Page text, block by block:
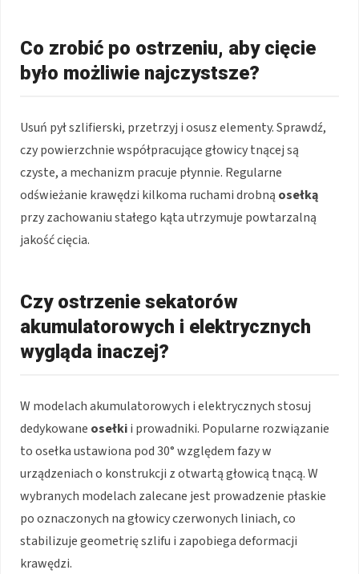
Co zrobić po ostrzeniu, aby cięcie
było możliwie najczystsze?
Usuń pył szlifierski, przetrzyj i osusz elementy. Sprawdź,
czy powierzchnie współpracujące głowicy tnącej są
czyste, a mechanizm pracuje płynnie. Regularne
odświeżanie krawędzi kilkoma ruchami drobną osełką
przy zachowaniu stałego kąta utrzymuje powtarzalną
jakość cięcia.
Czy ostrzenie sekatorów
akumulatorowych i elektrycznych
wygląda inaczej?
W modelach akumulatorowych i elektrycznych stosuj
dedykowane osełkii prowadniki. Popularne rozwiązanie
to osełka ustawiona pod 30° względem fazy w
urządzeniach o konstrukcji z otwartą głowicą tnącą. W
wybranych modelach zalecane jest prowadzenie płaskie
po oznaczonych na głowicy czerwonych liniach, co
stabilizuje geometrię szlifu i zapobiega deformacji
krawędzi.